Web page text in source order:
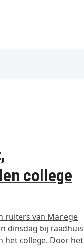
college
ruiters van Manege
dinsdag bij raadhuis
het college. Door het